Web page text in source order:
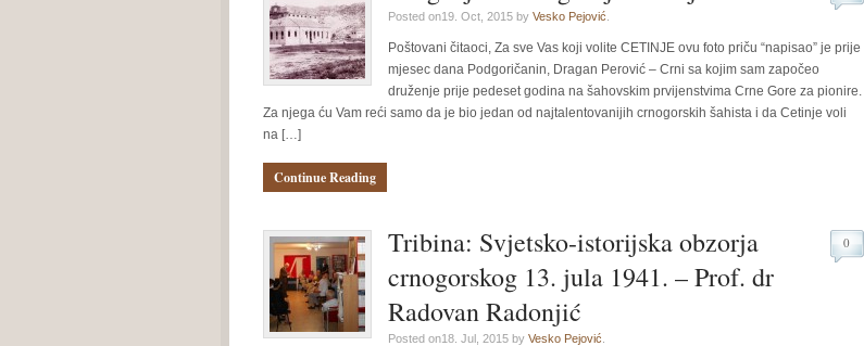
Posted on19. Oct, 2015 by Vesko Pejović
Poštovani čitaoci, Za sve Vas koji volite CETINJE ovu foto priču “napisao” je prije
mjesec dana Podgoričanin, Dragan Perović – Crni sa kojim sam započeo
druženje prije pedeset godina na šahovskim prvijenstvima Crne Gore za pionire.
Za njega ću Vam reći samo da je bio jedan od najtalentovanijih crnogorskih šahista i da Cetinje voli
na […]
Continue Reading
Tribina: Svjetsko-istorijska obzorja
crnogorskog 13. jula 1941. – Prof. dr
Radovan Radonjić
Posted on18. Jul, 2015 by Vesko Pejović
0